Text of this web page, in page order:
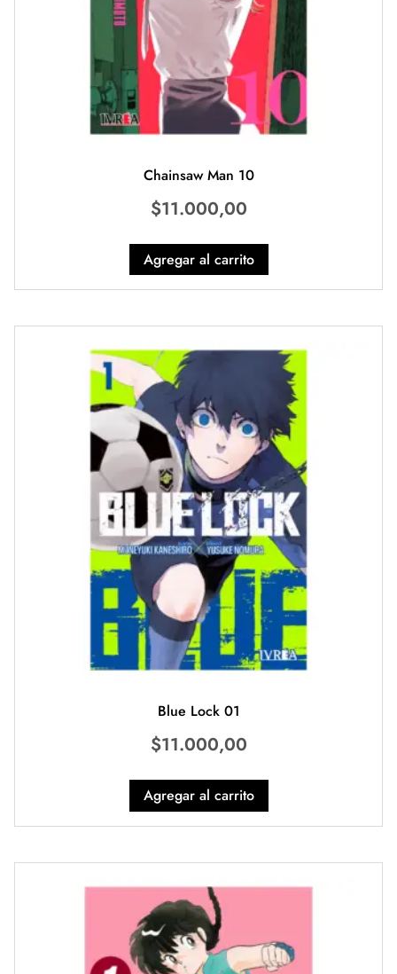
Chainsaw Man 10
$11.000,00
Agregar al carrito
Blue Lock 01
$11.000,00
Agregar al carrito